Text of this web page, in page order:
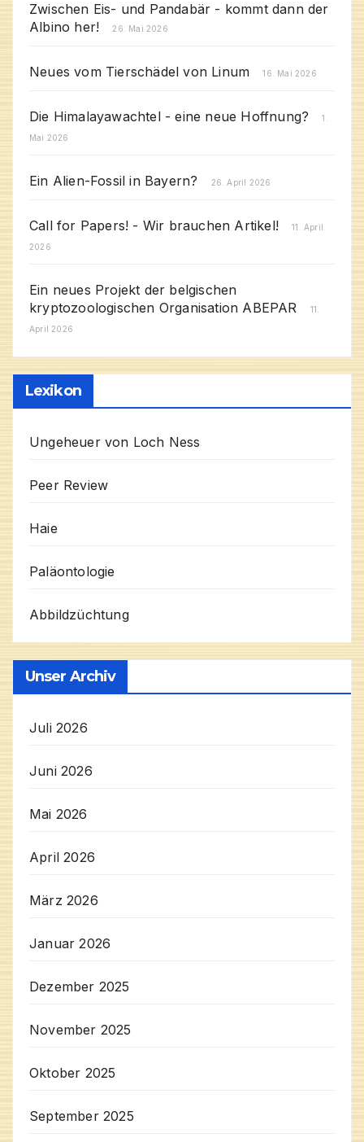
Zwischen Eis- und Pandabär - kommt dann der
Albino her!
26. Mai 2026
Neues vom Tierschädel von Linum 16. Mai 2026
Die Himalayawachtel - eine neue Hoffnung?
1.
Mai 2026
Ein Alien-Fossil in Bayern? 26. April 2026
Call for Papers! - Wir brauchen Artikel!
11. April
2026
Ein neues Projekt der belgischen
kryptozoologischen Organisation ABEPAR
11.
April 2026
Lexikon
Ungeheuer von Loch Ness
Peer Review
Haie
Paläontologie
Abbildzüchtung
Unser Archiv
Juli 2026
Juni 2026
Mai 2026
April 2026
März 2026
Januar 2026
Dezember 2025
November 2025
Oktober 2025
September 2025